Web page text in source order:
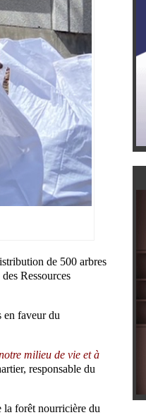
de 500 arbres
Ressources
en faveur du
milieu de vie et à
responsable du
la forêt nourricière du